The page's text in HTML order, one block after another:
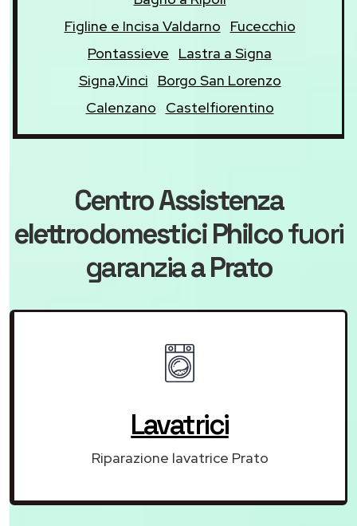
Figline e Incisa Valdarno
Fucecchio
Pontassieve
Lastra a Signa
Signa,Vinci
Borgo San Lorenzo
Calenzano
Castelfiorentino
Centro Assistenza
elettrodomestici Philcofuori
garanziaa Prato
Lavatrici
Riparazione lavatrice Prato